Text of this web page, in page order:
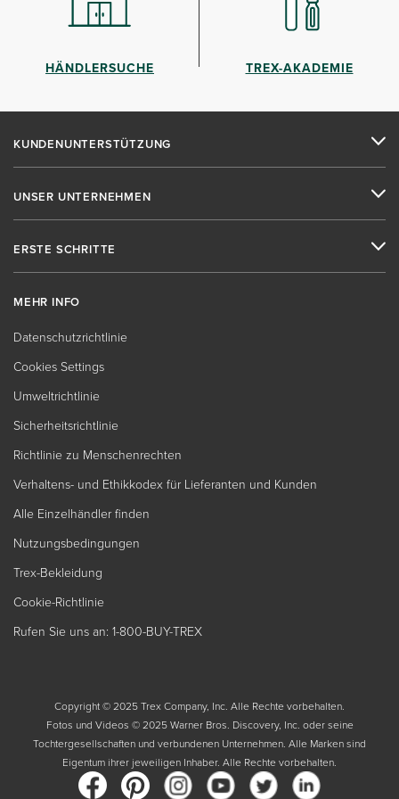
HÄNDLERSUCHE TREX-AKADEMIE
KUNDENUNTERSTÜTZUNG
UNSER UNTERNEHMEN
ERSTE SCHRITTE
MEHR INFO
Datenschutzrichtlinie
Cookies Settings
Umweltrichtlinie
Sicherheitsrichtlinie
Richtlinie zu Menschenrechten
Verhaltens- und Ethikkodex für Lieferanten und Kunden
Alle Einzelhändler finden
Nutzungsbedingungen
Trex-Bekleidung
Cookie-Richtlinie
Rufen Sie uns an: 1-800-BUY-TREX
Copyright © 2025 Trex Company, Inc. Alle Rechte vorbehalten.
Fotos und Videos © 2025 Warner Bros. Discovery, Inc. oder seine
Tochtergesellschaften und verbundenen Unternehmen. Alle Marken sind
Eigentum ihrer jeweiligen Inhaber. Alle Rechte vorbehalten.